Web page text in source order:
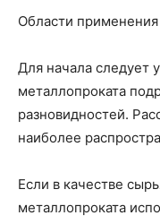
Области
Для начала следует
металлопроката
разновидностей.
наиболее
Если в качестве
металлопроката